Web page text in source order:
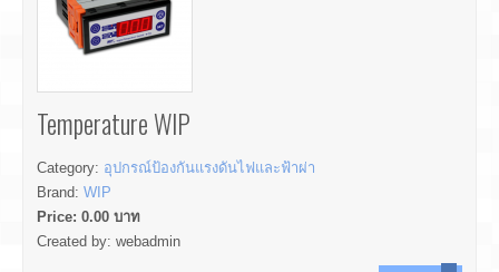
Temperature WIP
Category: อุปกรณ์ป้องกันแรงดันไฟและฟ้าผ่า
Brand: WIP
Price: 0.00 บาท
Created by: webadmin